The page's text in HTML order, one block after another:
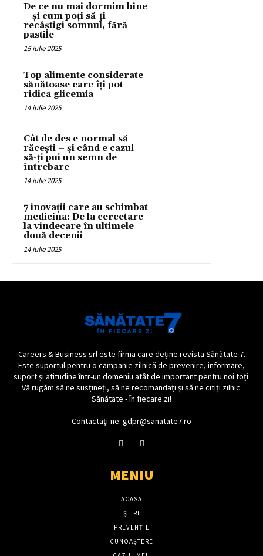
De ce nu mai dormim bine
– și cum poți să-ți
recâștigi somnul, fără
pastile
15 iulie 2025
Top alimente considerate
sănătoase care îți pot
ridica glicemia
14 iulie 2025
Cât de des e normal să
răcești – și când e cazul
să-ți pui un semn de
întrebare
14 iulie 2025
7 inovații care au schimbat
medicina: De la cercetare
la vindecare în ultimele
două decenii
14 iulie 2025
Careers & Business srl este firma care deține revista Sănătate 7.
Este suportul pentru o campanie zilnică de prevenire, informare,
suport și atitudine într-un domeniu atât de important pentru noi toți.
Vă rugăm să ne susțineți, să ne recomandați și să ne citiți zilnic.
Sănătate - În fiecare zi!
Contactați-ne: gdpr@sanatate7.ro
MENIU
ACASA
ȘTIRI
PREVENȚIE
CUNOAȘTERE